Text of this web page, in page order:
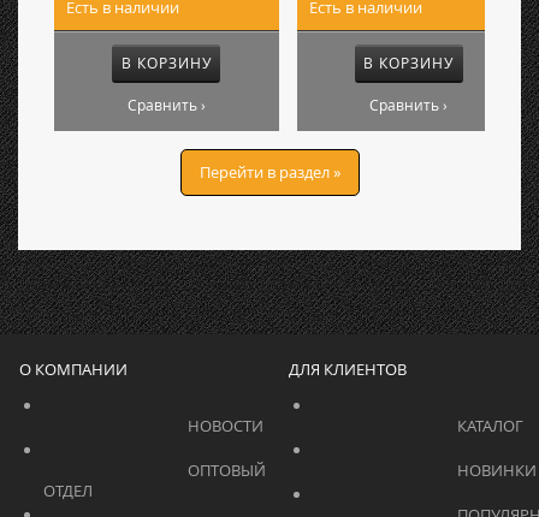
Есть в наличии
В КОРЗИНУ
Сравнить ›
Есть в наличии
В КОРЗИНУ
Сравнить ›
Перейти в раздел »
О КОМПАНИИ ДЛЯ КЛИЕНТОВ